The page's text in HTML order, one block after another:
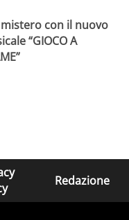
mistero con il nuovo
“GIOCO A
Redazione